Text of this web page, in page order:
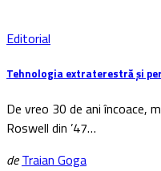
Editorial
Tehnologia extraterestră și
De vreo 30 de ani încoace,
Roswell din ’47…
de Traian Goga